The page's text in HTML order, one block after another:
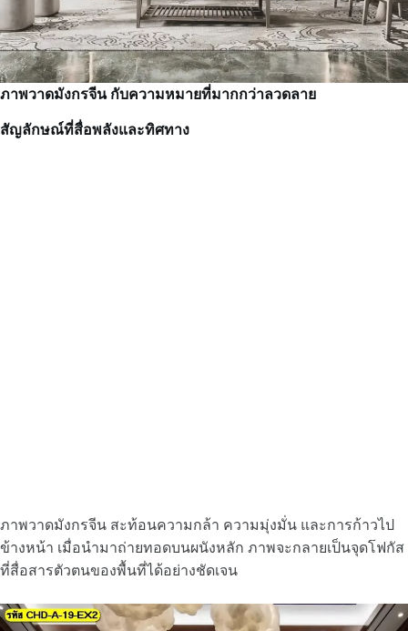
ภาพวาดมังกรจีน กับความหมายที่มากกว่าลวดลาย
สัญลักษณ์ที่สื่อพลังและทิศทาง
ภาพวาดมังกรจีน สะท้อนความกล้า ความมุ่งมั่น และการก้าวไป
ข้างหน้า เมื่อนำมาถ่ายทอดบนผนังหลัก ภาพจะกลายเป็นจุดโฟกัส
ที่สื่อสารตัวตนของพื้นที่ได้อย่างชัดเจน